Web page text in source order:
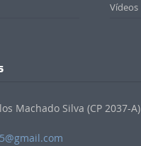
Vídeos
Machado Silva (CP 2037-A)